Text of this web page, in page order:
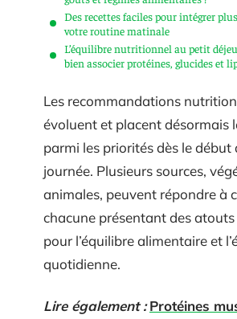
Des recettes faciles pour intégrer
votre routine matinale
L’équilibre nutritionnel au petit
bien associer protéines, glucides et
Les recommandations
évoluent et placent désormais
parmi les priorités dès le début
journée. Plusieurs sources,
animales, peuvent répondre à
chacune présentant des
pour l’équilibre alimentaire et
quotidienne.
Lire également : Protéines